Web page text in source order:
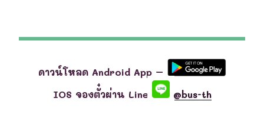
ดาวน์โหลด Android App –
IOS จองตั๋วผ่าน Line
@bus-th